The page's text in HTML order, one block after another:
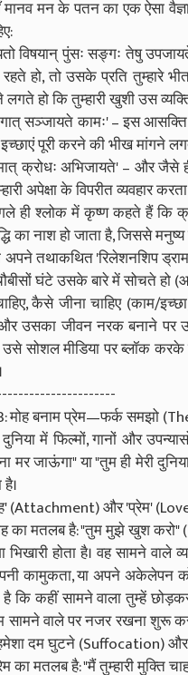
मानव मन के पतन का एक ऐसा
विषयान् पुंसः सङ्गः तेषु
हो, तो उसके प्रति तुम्हारे
हो कि तुम्हारी खुशी उस
सञ्जायते कामः' – इस
पूरी करने की भीख मांगने
क्रोधः अभिजायते' – और जैसे
अपेक्षा के विपरीत व्यवहार
ही श्लोक में कृष्ण कहते हैं कि
का नाश हो जाता है, जिससे मनुष्य
तथाकथित 'रिलेशनशिप
घंटे उसके बारे में सोचते हो
कैसे जीना चाहिए (काम/
उसका जीवन नरक बनाने
सोशल मीडिया पर ब्लॉक करके
मोह बनाम प्रेम—फर्क समझो
में फिल्मों, गानों और
मर जाऊंगा" या "तुम ही मेरी
है।
(Attachment) और 'प्रेम'
का मतलब है: "तुम मुझे खुश करो"
भिखारी होता है। वह सामने
कामुकता, या अपने अकेलेपन
है कि कहीं सामने वाला तुम्हें
सामने वाले पर नजर रखना शुरू
दम घुटने (Suffocation) और
का मतलब है: "मैं तुम्हारी मुक्ति